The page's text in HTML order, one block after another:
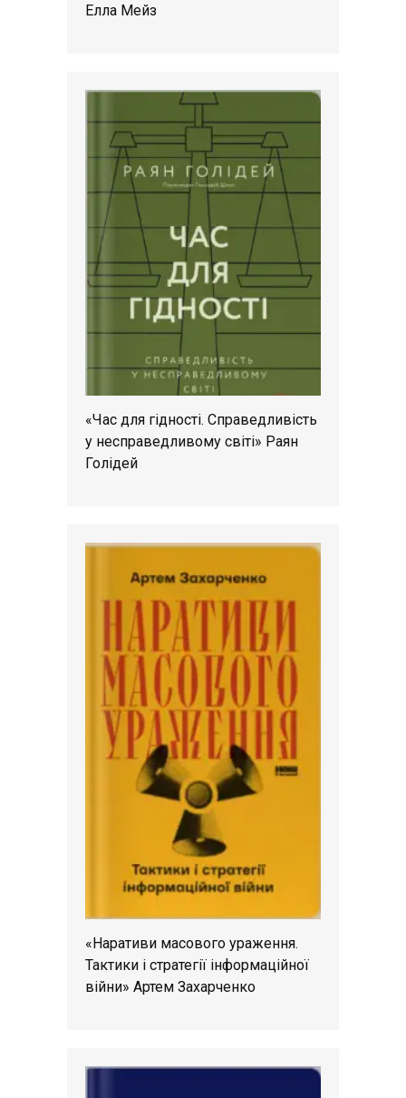
Елла Мейз
«Час для гідності. Справедливість
у несправедливому світі» Раян
Голідей
«Наративи масового ураження.
Тактики і стратегії інформаційної
війни» Артем Захарченко